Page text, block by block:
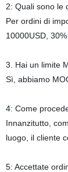
2: Quali sono le
Per ordini di
10000USD,
3. Hai un limite
Sì, abbiamo
4: Come
Innanzitutto,
luogo, il cliente
5: Accettate